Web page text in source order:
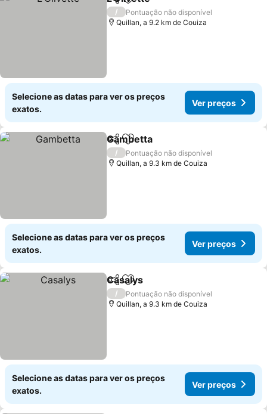
PartilharAdicionar aos favoritos
/
Pontuação não disponível
Quillan, a 9.2 km de Couiza
Selecione as datas para ver os preços
exatos.
Ver preços
PartilharAdicionar aos favoritos
Gambetta
/
Pontuação não disponível
Quillan, a 9.3 km de Couiza
Selecione as datas para ver os preços
exatos.
Ver preços
PartilharAdicionar aos favoritos
Casalys
/
Pontuação não disponível
Quillan, a 9.3 km de Couiza
Selecione as datas para ver os preços
exatos.
Ver preços